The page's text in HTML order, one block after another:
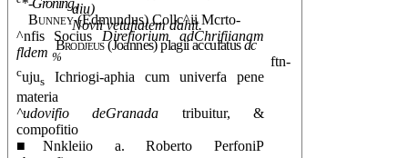
diu)
Novii vetufiatem dahit.
Brodjeus(Joannes) plagii accufatusdc
ftn-
*-Groning,
Bunney(Edmundus) Collc^ii Mcrto-
^nfis Socius Direfiorium adChrifiianam
fldem %
cujusIchriogi-aphia cum univerfa pene
materia
^udovifio deGranada tribuitur, &
compofitio
■Nnkleiio a. Roberto PerfoniP